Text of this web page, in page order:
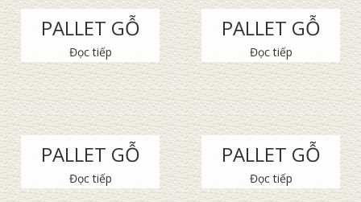
PALLET GỖ
Đọc tiếp
PALLET GỖ
Đọc tiếp
PALLET GỖ
Đọc tiếp
PALLET GỖ
Đọc tiếp